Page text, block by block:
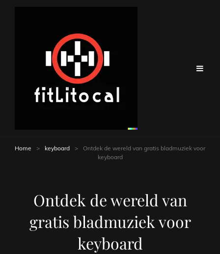
Home > keyboard >
Ontdek de wereld van gratis bladmuziek voor
keyboard
Ontdek de wereld van
gratis bladmuziek voor
keyboard